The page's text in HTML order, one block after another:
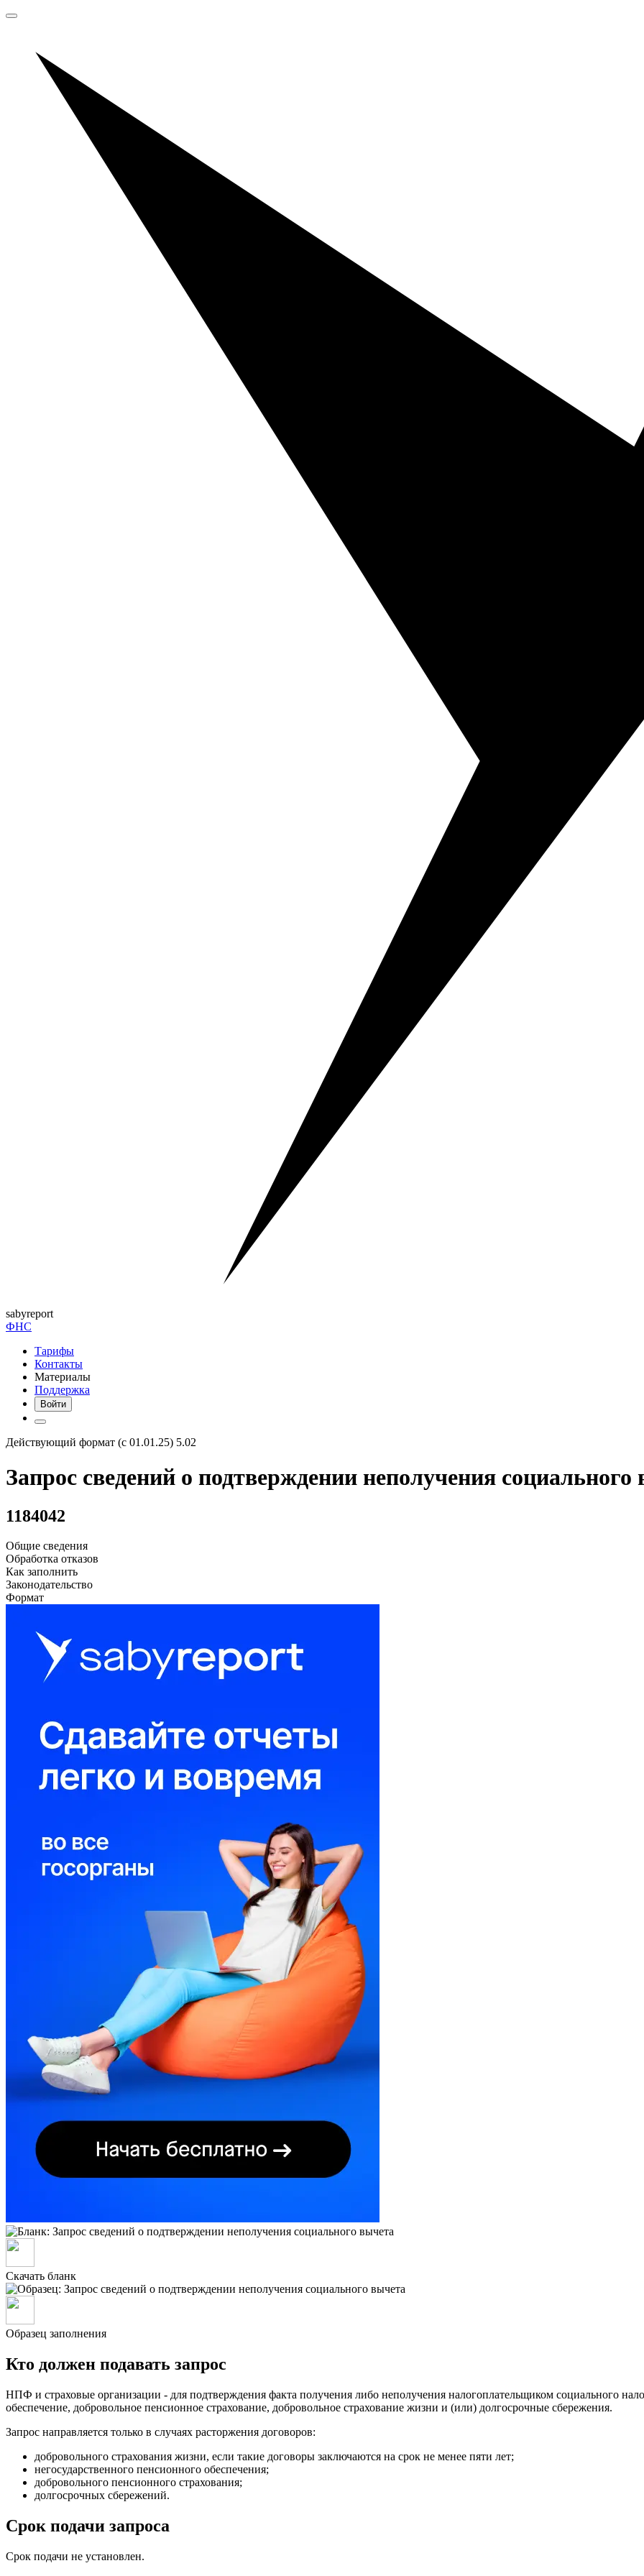
sabyreport
ФНС
Тарифы
Контакты
Материалы
Поддержка
Войти
Действующий формат (с 01.01.25) 5.02
Запрос сведений о подтверждении неполучения социального
1184042
Общие сведения
Обработка отказов
Как заполнить
Законодательство
Формат
Скачать бланк
Образец заполнения
Кто должен подавать запрос
НПФ и страховые организации - для подтверждения факта получения либо неполучения налогоплательщиком социального
обеспечение, добровольное пенсионное страхование, добровольное страхование жизни и (или) долгосрочные сбережения.
Запрос направляется только в случаях расторжения договоров:
добровольного страхования жизни, если такие договоры заключаются на срок не менее пяти лет;
негосударственного пенсионного обеспечения;
добровольного пенсионного страхования;
долгосрочных сбережений.
Срок подачи запроса
Срок подачи не установлен.